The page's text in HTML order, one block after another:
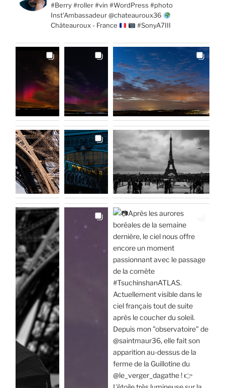
#Berry #roller #vin #WordPress #photo
Inst'Ambassadeur @chateauroux36
Châteauroux - France
#SonyA7III